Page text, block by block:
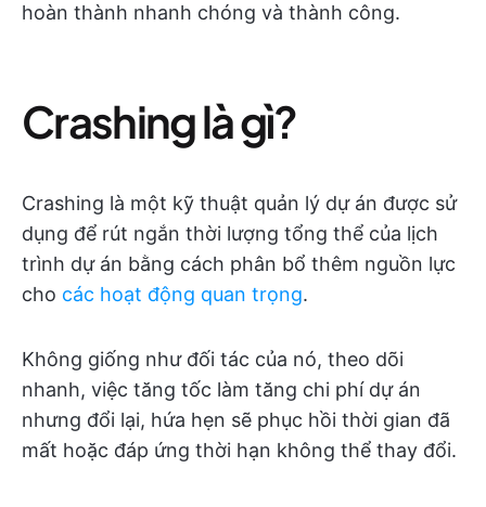
hoàn thành nhanh chóng và thành công.
Crashing là gì?
Crashing là một kỹ thuật quản lý dự án được sử
dụng để rút ngắn thời lượng tổng thể của lịch
trình dự án bằng cách phân bổ thêm nguồn lực
cho các hoạt động quan trọng.
Không giống như đối tác của nó, theo dõi
nhanh, việc tăng tốc làm tăng chi phí dự án
nhưng đổi lại, hứa hẹn sẽ phục hồi thời gian đã
mất hoặc đáp ứng thời hạn không thể thay đổi.